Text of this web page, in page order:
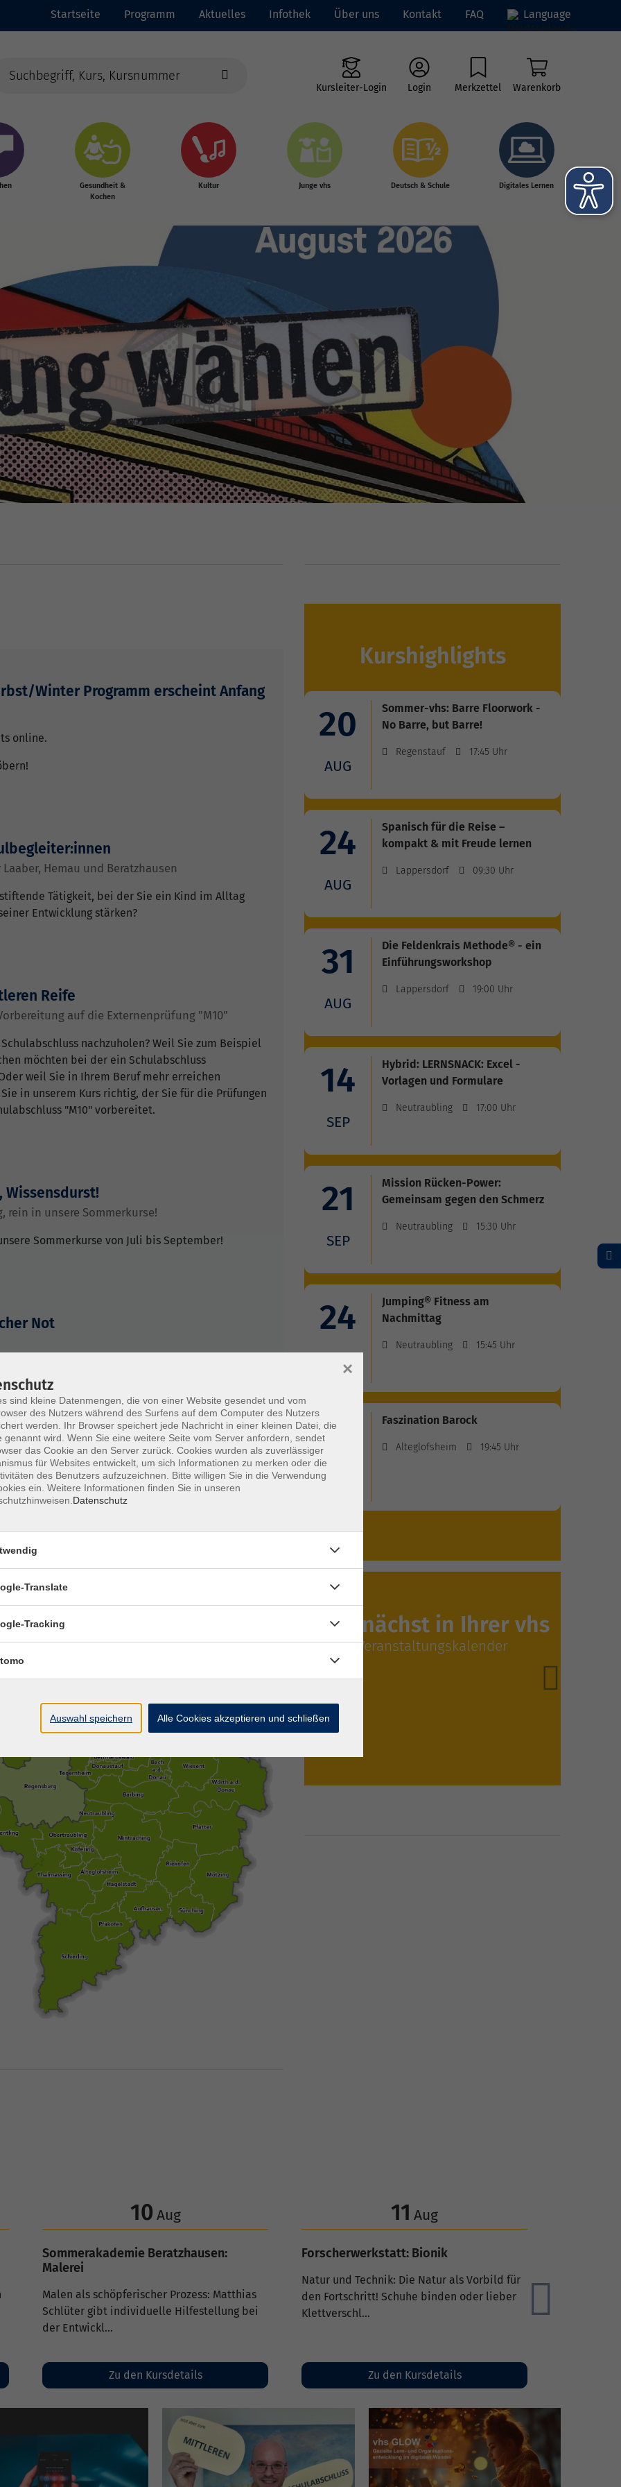
Startseite Programm Aktuelles Infothek Über uns Kontakt FAQ Language
Kursleiter-Login Login Merkzettel Warenkorb
Gesundheit &
Kochen
Kultur Junge vhs Deutsch & Schule Digitales Lernen
Winter Programm erscheint Anfang
online.
Hemau und Beratzhausen
Tätigkeit, bei der Sie ein Kind im Alltag
Entwicklung stärken?
Reife
auf die Externenprüfung "M10"
nachzuholen? Weil Sie zum Beispiel
möchten bei der ein Schulabschluss
weil Sie in Ihrem Beruf mehr erreichen
in unserem Kurs richtig, der Sie für die Prüfungen
"M10" vorbereitet.
Wissensdurst!
rein in unsere Sommerkurse!
Sommerkurse von Juli bis September!
Not
im Umgang mit Menschen in
| Kartographie: Landkreis Regensburg
Kurshighlights
20
AUG
Sommer-vhs: Barre Floorwork -
No Barre, but Barre!
Regenstauf 17:45 Uhr
24
AUG
Spanisch für die Reise –
kompakt & mit Freude lernen
Lappersdorf 09:30 Uhr
31
AUG
Die Feldenkrais Methode® - ein
Einführungsworkshop
Lappersdorf 19:00 Uhr
14
SEP
Hybrid: LERNSNACK: Excel -
Vorlagen und Formulare
Neutraubling 17:00 Uhr
21
SEP
Mission Rücken-Power:
Gemeinsam gegen den Schmerz
Neutraubling 15:30 Uhr
24
Jumping® Fitness am
Nachmittag
Neutraubling 15:45 Uhr
8
OKT
Faszination Barock
Alteglofsheim 19:45 Uhr
Demnächst in Ihrer vhs
Veranstaltungskalender
17 Aug
"Little Tiger" - ein Kampfsport-Kurs für
Kinder (4 - 6 J.)
"Little Tiger" fördert spielerisch
Koordination, Kondition, Selbstbewusstsein
und Wehrhaftigkeit von...
Zu den Kursdetails
17 Aug
"Young Tigers" - Kampfsport und
Ein Kind, das sich seiner selbst, seiner
Fähigkeiten und Grenzen bewusst ist, kann
Zu den Kursdetails
sind kleine Datenmengen, die von einer Website gesendet und vom
des Nutzers während des Surfens auf dem Computer des Nutzers
werden. Ihr Browser speichert jede Nachricht in einer kleinen Datei, die
genannt wird. Wenn Sie eine weitere Seite vom Server anfordern, sendet
das Cookie an den Server zurück. Cookies wurden als zuverlässiger
für Websites entwickelt, um sich Informationen zu merken oder die
des Benutzers aufzuzeichnen. Bitte willigen Sie in die Verwendung
ein. Weitere Informationen finden Sie in unseren
Datenschutz
×
Translate
Tracking
Auswahl speichern Alle Cookies akzeptieren und schließen